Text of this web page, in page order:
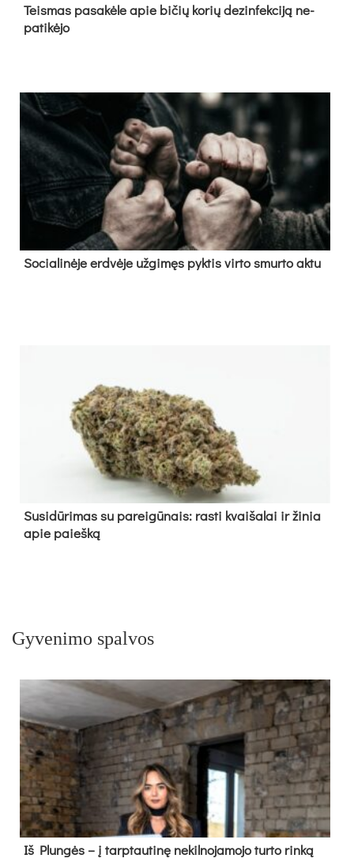
Teis­mas pa­sa­kė­le apie bi­čių ko­rių de­zin­fek­ci­ją ne­
pa­ti­kė­jo
So­cia­li­nė­je erd­vė­je už­gi­męs pyk­tis vir­to smur­to ak­tu
Su­si­dū­ri­mas su pa­rei­gū­nais: ras­ti kvai­ša­lai ir ži­nia
apie paieš­ką
Gyvenimo spalvos
Iš Plungės – į tarptautinę nekilnojamojo turto rinką